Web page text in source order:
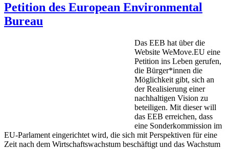
Petition des European Environmental
Bureau
Das EEB hat über die
Website WeMove.EU eine
Petition ins Leben gerufen,
die Bürger*innen die
Möglichkeit gibt, sich an
der Realisierung einer
nachhaltigen Vision zu
beteiligen. Mit dieser will
das EEB erreichen, dass
eine Sonderkommission im
EU-Parlament eingerichtet wird, die sich mit Perspektiven für eine
Zeit nach dem Wirtschaftswachstum beschäftigt und das Wachstum